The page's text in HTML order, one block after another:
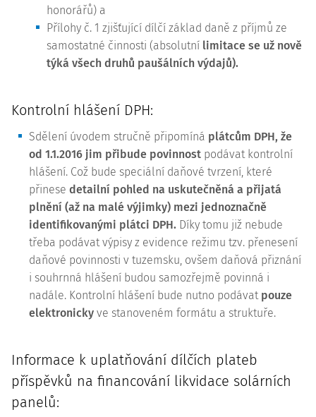
honorářů) a
Přílohy č. 1 zjišťující dílčí základ daně z příjmů ze
samostatné činnosti (absolutní limitace se už nově
týká všech druhů paušálních výdajů).
Kontrolní hlášení DPH:
Sdělení úvodem stručně připomíná plátcům DPH, že
od 1.1.2016 jim přibude povinnost podávat kontrolní
hlášení. Což bude speciální daňové tvrzení, které
přinese detailní pohled na uskutečněná a přijatá
plnění (až na malé výjimky) mezi jednoznačně
identifikovanými plátci DPH. Díky tomu již nebude
třeba podávat výpisy z evidence režimu tzv. přenesení
daňové povinnosti v tuzemsku, ovšem daňová přiznání
i souhrnná hlášení budou samozřejmě povinná i
nadále. Kontrolní hlášení bude nutno podávat pouze
elektronicky ve stanoveném formátu a struktuře.
Informace k uplatňování dílčích plateb
příspěvků na financování likvidace solárních
panelů: